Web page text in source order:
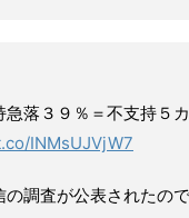
急落３９％＝不支持５
INMsUJVjW7
の調査が公表されたの